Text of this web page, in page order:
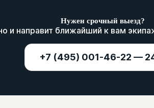
Нужен срочный выезд?
и направит ближайший к вам
+7 (495) 001-46-22 —